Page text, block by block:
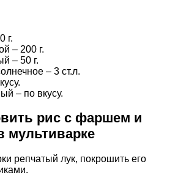
г.
– 200 г.
– 50 г.
– 3 ст.л.
– по вкусу.
рис с фаршем и
мультиварке
репчатый лук, покрошить его